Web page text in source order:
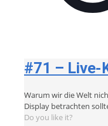
#71 – Live-
Warum wir die Welt
Display betrachten
Do you like it?